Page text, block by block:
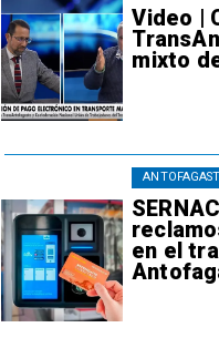
Video |
mixto
en el